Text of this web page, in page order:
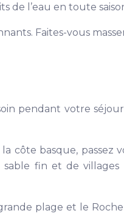
de l’eau en toute
Faites-vous
pendant votre
côte basque, passez
fin et de
plage et le